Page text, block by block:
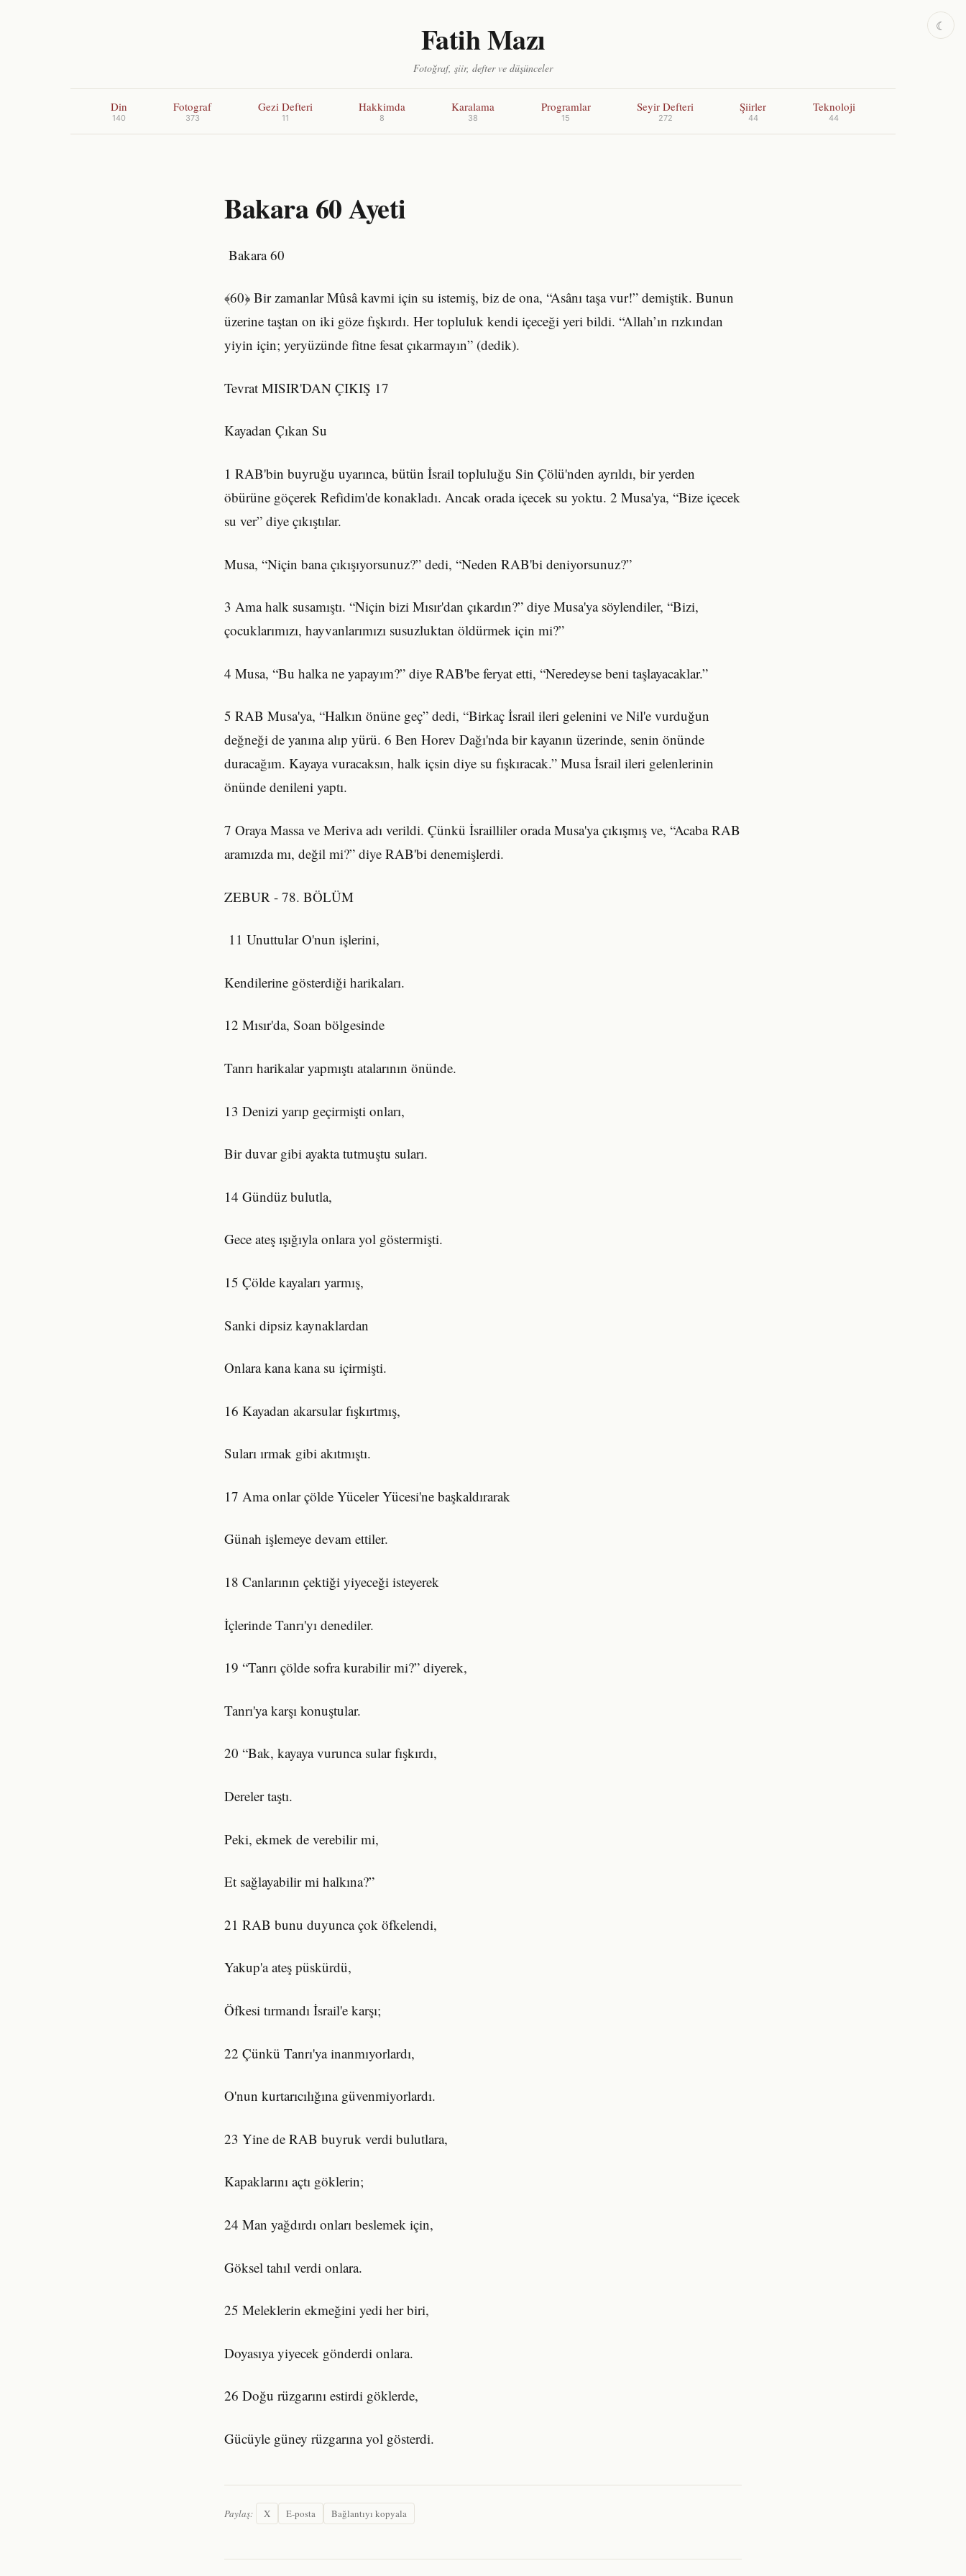
Fatih Mazı
Fotoğraf, şiir, defter ve düşünceler
Din
140
Fotograf
373
Gezi Defteri
11
Hakkimda
8
Karalama
38
Programlar
15
Seyir Defteri
272
Şiirler
44
Teknoloji
44
Bakara 60 Ayeti
Bakara 60
﴾60﴿ Bir zamanlar Mûsâ kavmi için su istemiş, biz de ona, “Asânı taşa vur!” demiştik. Bunun
üzerine taştan on iki göze fışkırdı. Her topluluk kendi içeceği yeri bildi. “Allah’ın rızkından
yiyin için; yeryüzünde fitne fesat çıkarmayın” (dedik).
Tevrat MISIR'DAN ÇIKIŞ 17
Kayadan Çıkan Su
1 RAB'bin buyruğu uyarınca, bütün İsrail topluluğu Sin Çölü'nden ayrıldı, bir yerden
öbürüne göçerek Refidim'de konakladı. Ancak orada içecek su yoktu. 2 Musa'ya, “Bize içecek
su ver” diye çıkıştılar.
Musa, “Niçin bana çıkışıyorsunuz?” dedi, “Neden RAB'bi deniyorsunuz?”
3 Ama halk susamıştı. “Niçin bizi Mısır'dan çıkardın?” diye Musa'ya söylendiler, “Bizi,
çocuklarımızı, hayvanlarımızı susuzluktan öldürmek için mi?”
4 Musa, “Bu halka ne yapayım?” diye RAB'be feryat etti, “Neredeyse beni taşlayacaklar.”
5 RAB Musa'ya, “Halkın önüne geç” dedi, “Birkaç İsrail ileri gelenini ve Nil'e vurduğun
değneği de yanına alıp yürü. 6 Ben Horev Dağı'nda bir kayanın üzerinde, senin önünde
duracağım. Kayaya vuracaksın, halk içsin diye su fışkıracak.” Musa İsrail ileri gelenlerinin
önünde denileni yaptı.
7 Oraya Massa ve Meriva adı verildi. Çünkü İsrailliler orada Musa'ya çıkışmış ve, “Acaba RAB
aramızda mı, değil mi?” diye RAB'bi denemişlerdi.
ZEBUR - 78. BÖLÜM
11 Unuttular O'nun işlerini,
Kendilerine gösterdiği harikaları.
12 Mısır'da, Soan bölgesinde
Tanrı harikalar yapmıştı atalarının önünde.
13 Denizi yarıp geçirmişti onları,
Bir duvar gibi ayakta tutmuştu suları.
14 Gündüz bulutla,
Gece ateş ışığıyla onlara yol göstermişti.
15 Çölde kayaları yarmış,
Sanki dipsiz kaynaklardan
Onlara kana kana su içirmişti.
16 Kayadan akarsular fışkırtmış,
Suları ırmak gibi akıtmıştı.
17 Ama onlar çölde Yüceler Yücesi'ne başkaldırarak
Günah işlemeye devam ettiler.
18 Canlarının çektiği yiyeceği isteyerek
İçlerinde Tanrı'yı denediler.
19 “Tanrı çölde sofra kurabilir mi?” diyerek,
Tanrı'ya karşı konuştular.
20 “Bak, kayaya vurunca sular fışkırdı,
Dereler taştı.
Peki, ekmek de verebilir mi,
Et sağlayabilir mi halkına?”
21 RAB bunu duyunca çok öfkelendi,
Yakup'a ateş püskürdü,
Öfkesi tırmandı İsrail'e karşı;
22 Çünkü Tanrı'ya inanmıyorlardı,
O'nun kurtarıcılığına güvenmiyorlardı.
23 Yine de RAB buyruk verdi bulutlara,
Kapaklarını açtı göklerin;
24 Man yağdırdı onları beslemek için,
Göksel tahıl verdi onlara.
25 Meleklerin ekmeğini yedi her biri,
Doyasıya yiyecek gönderdi onlara.
26 Doğu rüzgarını estirdi göklerde,
Gücüyle güney rüzgarına yol gösterdi.
Paylaş: X E-posta Bağlantıyı kopyala
☾